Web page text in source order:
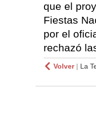
que el
Fiestas
por el
rechazó
Volver| La